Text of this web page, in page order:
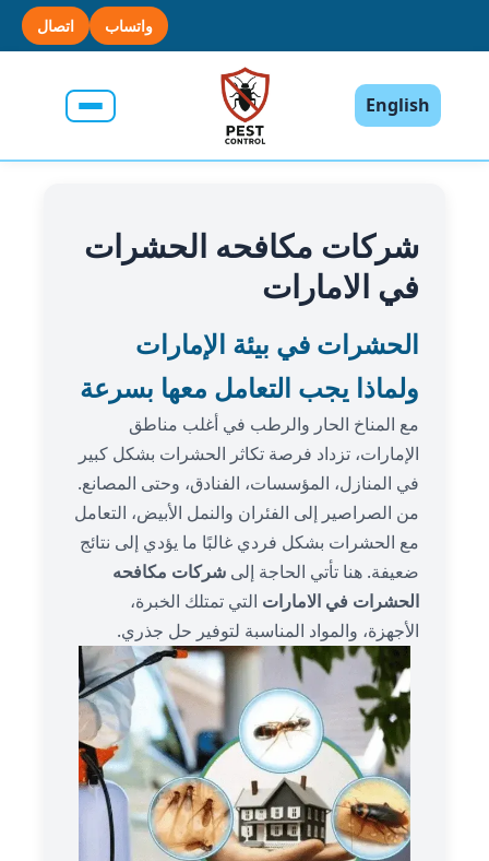
واتساب اتصال
English
شركات مكافحه الحشرات
في الامارات
الحشرات في بيئة الإمارات
ولماذا يجب التعامل معها بسرعة
مع المناخ الحار والرطب في أغلب مناطق
الإمارات، تزداد فرصة تكاثر الحشرات بشكل كبير
في المنازل، المؤسسات، الفنادق، وحتى المصانع.
من الصراصير إلى الفئران والنمل الأبيض، التعامل
مع الحشرات بشكل فردي غالبًا ما يؤدي إلى نتائج
ضعيفة. هنا تأتي الحاجة إلى شركات مكافحه
الحشرات في الامارات التي تمتلك الخبرة،
الأجهزة، والمواد المناسبة لتوفير حل جذري.